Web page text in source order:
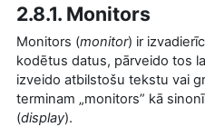
2.8.1. Monitors
Monitors (monitor) ir
kodētus datus, pārveido tos
izveido atbilstošu tekstu vai
terminam „monitors” kā
(display).